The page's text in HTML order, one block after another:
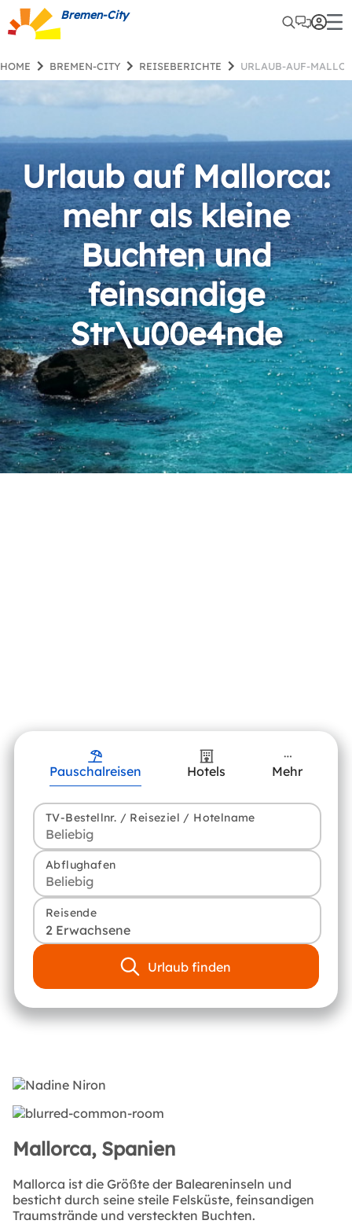
Bremen-City
HOME BREMEN-CITY REISEBERICHTE URLAUB-AUF-
Urlaub auf Mallorca:
mehr als kleine
Buchten und
feinsandige
Str\u00e4nde
Pauschalreisen Hotels Mehr
TV-Bestellnr. / Reiseziel / Hotelname
Abflughafen
Reisende
2 Erwachsene
Urlaub finden
Mallorca, Spanien
Mallorca ist die Größte der Baleareninseln und
besticht durch seine steile Felsküste, feinsandigen
Traumstrände und versteckten Buchten.